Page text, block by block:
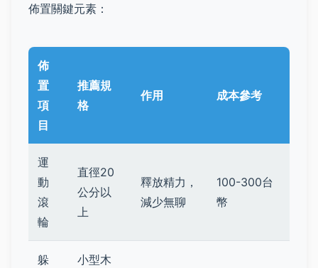
佈置關鍵元素：
佈
置
項
目
推薦規
格
作用 成本參考
運
動
滾
輪
直徑20
公分以
上
釋放精力，
減少無聊
100-300台
幣
躲
小型木